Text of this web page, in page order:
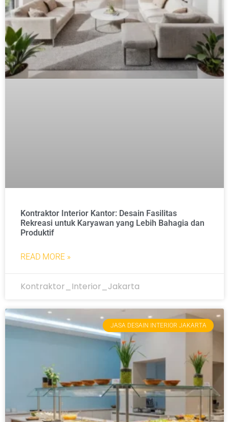
Kontraktor Interior Kantor: Desain Fasilitas
Rekreasi untuk Karyawan yang Lebih Bahagia dan
Produktif
READ MORE »
Kontraktor_Interior_Jakarta
JASA DESAIN INTERIOR JAKARTA